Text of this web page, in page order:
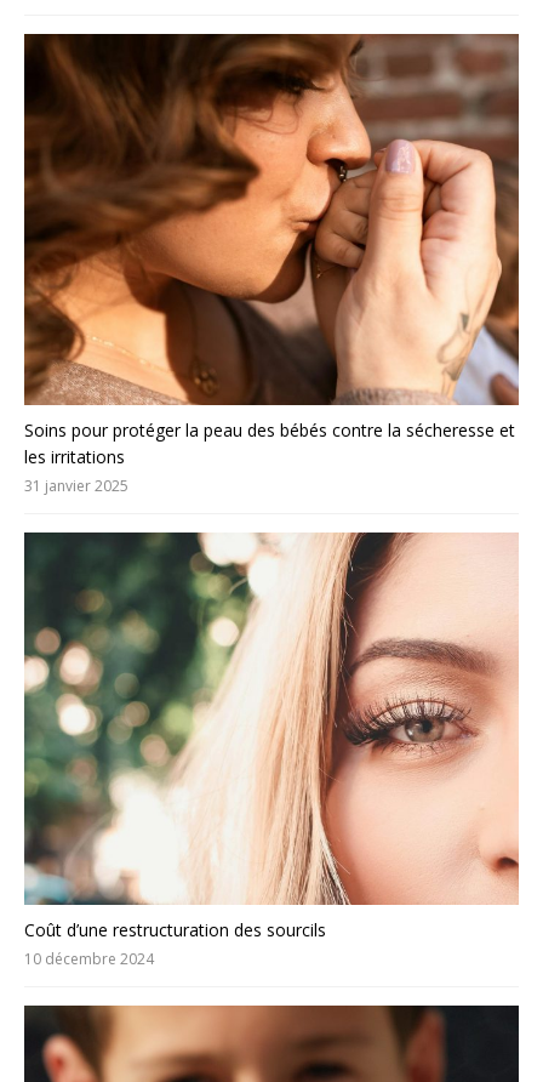
Soins pour protéger la peau des bébés contre la sécheresse et
les irritations
31 janvier 2025
Coût d’une restructuration des sourcils
10 décembre 2024